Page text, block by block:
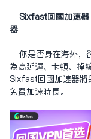
Sixfast回国加速器
器
你是否身在海外，
为高延迟、卡顿、掉
Sixfast回国加速器将
免费加速时长。